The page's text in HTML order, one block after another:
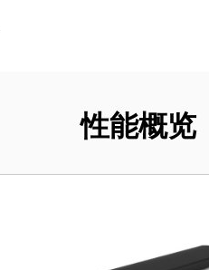
性能概览